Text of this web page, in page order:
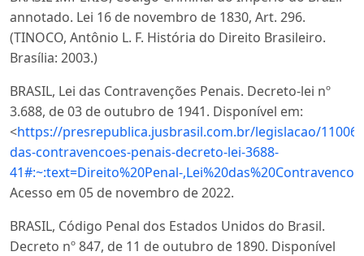
annotado. Lei 16 de novembro de 1830, Art. 296.
(TINOCO, Antônio L. F. História do Direito Brasileiro.
Brasília: 2003.)
BRASIL, Lei das Contravenções Penais. Decreto-lei nº
3.688, de 03 de outubro de 1941. Disponível em:
<https://presrepublica.jusbrasil.com.br/legislacao/
das-contravencoes-penais-decreto-lei-3688-
41#:~:text=Direito%20Penal-
Acesso em 05 de novembro de 2022.
BRASIL, Código Penal dos Estados Unidos do Brasil.
Decreto nº 847, de 11 de outubro de 1890. Disponível